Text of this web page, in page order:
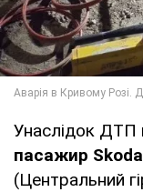
Унаслідок ДТП
пасажир
(Центральний